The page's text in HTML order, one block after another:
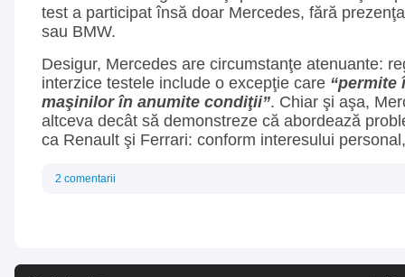
test a participat însă doar Mercedes, fără
sau BMW.
Desigur, Mercedes are circumstanţe atenuante:
interzice testele include o excepţie care “permite
maşinilor în anumite condiţii”. Chiar şi aşa,
altceva decât să demonstreze că abordează
ca Renault şi Ferrari: conform interesului
2 comentarii